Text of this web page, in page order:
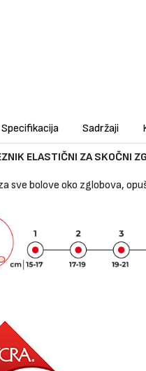
Specifikacija Sadržaji
ELASTIČNI ZA SKOČNI
sve bolove oko zglobova,